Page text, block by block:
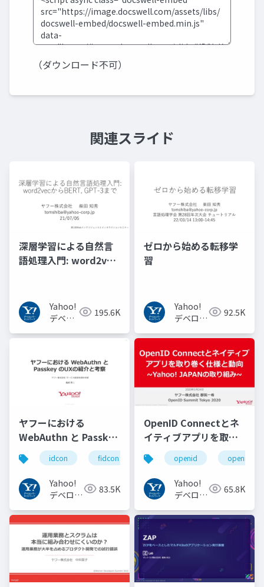
（ダウンロード不可）
関連スライド
深層学習による自然言
語処理入門: word2vec
Yahoo!
デベロ
ネット
195.6K
ゼロから始める転移学
習
Yahoo!
デベロッ
トワーク
92.5K
ヤフーにおける
WebAuthn と Passkey
の UX の紹介と考察
#idcon #fidcon
idcon fidcon
Yahoo!
デベロッ
トワーク
83.5K
OpenID Connectとネ
イティブアプリを取り
巻く仕様と動向 Yahoo!
JAPANの取り組み
#openid
#openid_tokyo
openid
Yahoo!
デベロッ
トワーク
65.8K